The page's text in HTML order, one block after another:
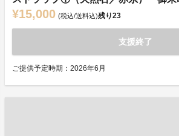
¥15,000 (税込/送料込)残り23
支援終了
ご提供予定時期：2026年6月